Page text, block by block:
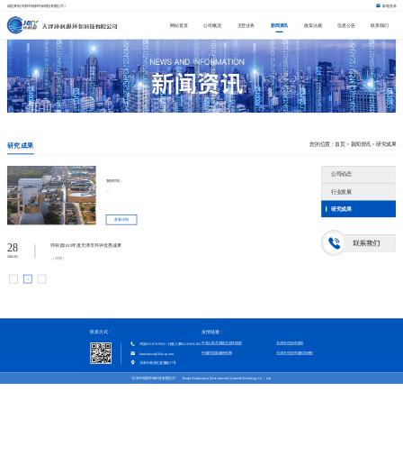
欢迎来到天津环科源环保科技有限公司！ 邮箱登录
网站首页 公司概况 主营业务 新闻资讯 政策法规 信息公告 联系我们
研究成果 您的位置：首页> 新闻资讯 >研究成果
发布时间：
查看详情
28
2020-05
环科源2019年度天津市环评优秀成果
...[详情]
1
公司动态
行业发展
研究成果
联系方式：
市场022-87671941 / 行政人事022-83691250
huankeyuan@hky-ep.com
天津市南开区复康路17号
友情链接：
中华人民共和国生态环境部 天津市生态环境局
中国环境影响评价网 天津市生态环境科学研究院
天津环科源环保科技有限公司 Tianjin Huankeyuan Environmental Science&Technology Co.，Ltd.